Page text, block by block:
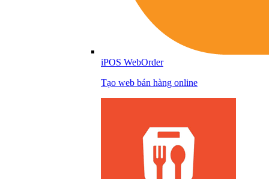
iPOS WebOrder
Tạo web bán hàng online